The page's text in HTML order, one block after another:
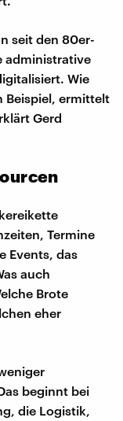
seit den 80er-
administrative
Wie
Beispiel, ermittelt
Gerd
Termine
Events, das
auch
Brote
eher
beginnt bei
die Logistik,